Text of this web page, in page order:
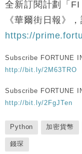
全新訂閱計劃「
《華爾街日報》
https://
Subscribe FORTUNE
http://bit.ly/2M63TRO
Subscribe FORTUNE
http://bit.ly/2FgJTen
Python 加密貨幣
錢琛